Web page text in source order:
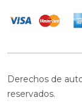
Derechos de
reservados.